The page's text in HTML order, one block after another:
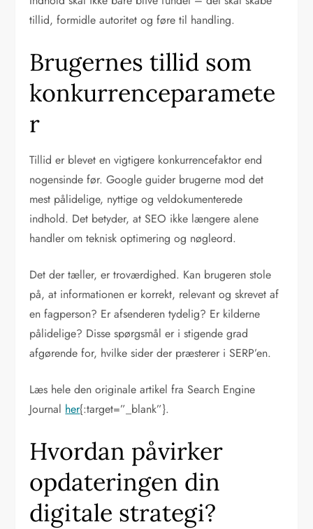
tillid, formidle autoritet og føre til handling.
Brugernes tillid som
konkurrenceparamete
r
Tillid er blevet en vigtigere konkurrencefaktor end
nogensinde før. Google guider brugerne mod det
mest pålidelige, nyttige og veldokumenterede
indhold. Det betyder, at SEO ikke længere alene
handler om teknisk optimering og nøgleord.
Det der tæller, er troværdighed. Kan brugeren stole
på, at informationen er korrekt, relevant og skrevet af
en fagperson? Er afsenderen tydelig? Er kilderne
pålidelige? Disse spørgsmål er i stigende grad
afgørende for, hvilke sider der præsterer i SERP’en.
Læs hele den originale artikel fra Search Engine
Journal her{:target=”_blank”}.
Hvordan påvirker
opdateringen din
digitale strategi?